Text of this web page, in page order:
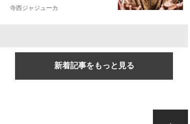
寺西ジャジューカ
新着記事をもっと見る